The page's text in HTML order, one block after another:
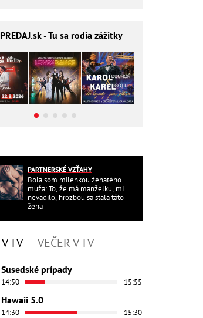
.sk - Tu sa rodia zážitky
PARTNERSKÉ VZŤAHY
Bola som milenkou ženatého
muža: To, že má manželku, mi
nevadilo, hrozbou sa stala táto
žena
TV VEČER V TV
Susedské prípady
14:50 15:55
Hawaii 5.0
14:30 15:30